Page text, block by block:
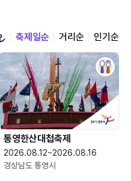
축제일순 거리순 인기순
통영한산대첩축제
2026.08.12~2026.08.16
경상남도 통영시